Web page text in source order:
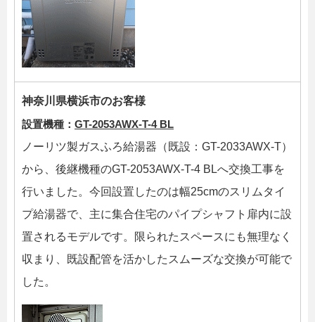
神奈川県横浜市のお客様
設置機種： GT-2053AWX-T-4 BL
ノーリツ製ガスふろ給湯器（既設：GT-2033AWX-T）
から、後継機種のGT-2053AWX-T-4 BLへ交換工事を
行いました。今回設置したのは幅25cmのスリムタイ
プ給湯器で、主に集合住宅のパイプシャフト扉内に設
置されるモデルです。限られたスペースにも無理なく
収まり、既設配管を活かしたスムーズな交換が可能で
した。